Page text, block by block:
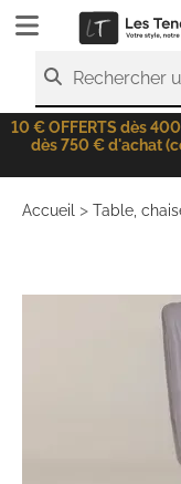
Rechercher
10 € OFFERTS dès
dès 750 € d'achat
Accueil > Table,